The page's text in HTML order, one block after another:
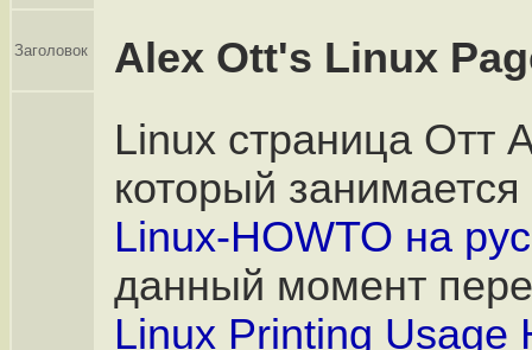
Заголовок Alex Ott's Linux
Linux страница Отт
который
Linux-HOWTO на
данный момент
Linux Printing Usage